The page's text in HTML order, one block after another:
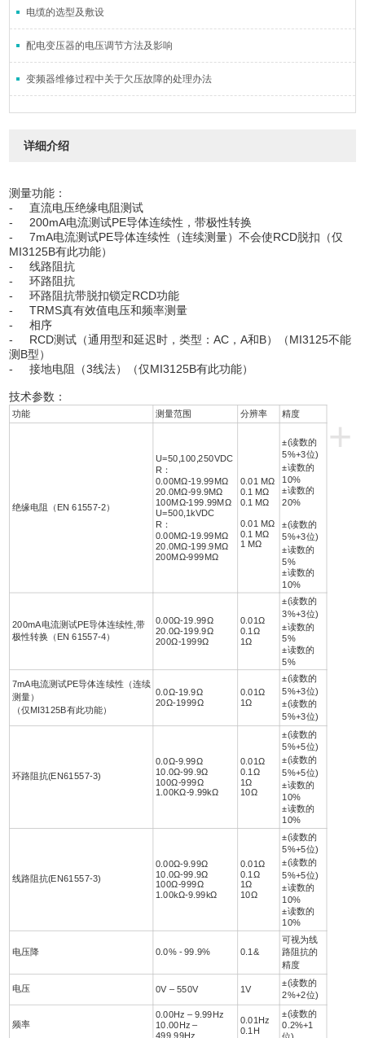
电缆的选型及敷设
配电变压器的电压调节方法及影响
变频器维修过程中关于欠压故障的处理办法
详细介绍
测量功能：
- 直流电压绝缘电阻测试
- 200mA电流测试PE导体连续性，带极性转换
- 7mA电流测试PE导体连续性（连续测量）不会使RCD脱扣（仅
MI3125B有此功能）
- 线路阻抗
- 环路阻抗
- 环路阻抗带脱扣锁定RCD功能
- TRMS真有效值电压和频率测量
- 相序
- RCD测试（通用型和延迟时，类型：AC，A和B）（MI3125不能
测B型）
- 接地电阻（3线法）（仅MI3125B有此功能）
技术参数：
+
功能 测量范围 分辨率 精度
绝缘电阻（EN 61557-2）
U=50,100,250VDC
R：
0.00MΩ-19.99MΩ
20.0MΩ-99.9MΩ
100MΩ-199.99MΩ
U=500,1kVDC
R：
0.00MΩ-19.99MΩ
20.0MΩ-199.9MΩ
200MΩ-999MΩ
0.01 MΩ
0.1 MΩ
0.1 MΩ
0.01 MΩ
0.1 MΩ
1 MΩ
±(读数的
5%+3位)
±读数的
10%
±读数的
20%
±(读数的
5%+3位)
±读数的
5%
±读数的
10%
200mA电流测试PE导体连续性,带
极性转换（EN 61557-4）
0.00Ω-19.99Ω
20.0Ω-199.9Ω
200Ω-1999Ω
0.01Ω
0.1Ω
1Ω
±(读数的
3%+3位)
±读数的
5%
±读数的
5%
7mA电流测试PE导体连续性（连续
测量）
（仅MI3125B有此功能）
0.0Ω-19.9Ω
20Ω-1999Ω
0.01Ω
1Ω
±(读数的
5%+3位)
±(读数的
5%+3位)
环路阻抗(EN61557-3)
0.0Ω-9.99Ω
10.0Ω-99.9Ω
100Ω-999Ω
1.00KΩ-9.99kΩ
0.01Ω
0.1Ω
1Ω
10Ω
±(读数的
5%+5位)
±(读数的
5%+5位)
±读数的
10%
±读数的
10%
线路阻抗(EN61557-3)
0.00Ω-9.99Ω
10.0Ω-99.9Ω
100Ω-999Ω
1.00kΩ-9.99kΩ
0.01Ω
0.1Ω
1Ω
10Ω
±(读数的
5%+5位)
±(读数的
5%+5位)
±读数的
10%
±读数的
10%
电压降 0.0% - 99.9% 0.1&
可视为线
路阻抗的
精度
电压 0V – 550V 1V
±(读数的
2%+2位)
频率
0.00Hz – 9.99Hz
10.00Hz –
499.99Hz
0.01Hz
0.1H
±(读数的
0.2%+1